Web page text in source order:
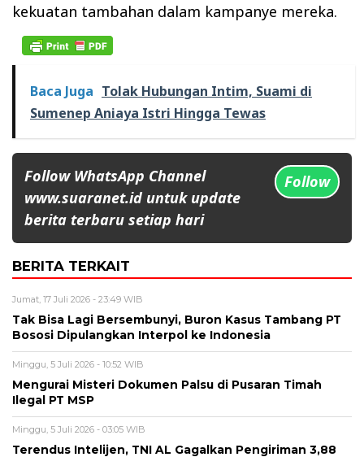
kekuatan tambahan dalam kampanye mereka.
Baca Juga Tolak Hubungan Intim, Suami di
Sumenep Aniaya Istri Hingga Tewas
Follow WhatsApp Channel
www.suaranet.id untuk update
berita terbaru setiap hari
Follow
BERITA TERKAIT
Jumat, 17 Juli 2026 - 23:49 WIB
Tak Bisa Lagi Bersembunyi, Buron Kasus Tambang PT
Bososi Dipulangkan Interpol ke Indonesia
Minggu, 5 Juli 2026 - 10:52 WIB
Mengurai Misteri Dokumen Palsu di Pusaran Timah
Ilegal PT MSP
Minggu, 5 Juli 2026 - 03:05 WIB
Terendus Intelijen, TNI AL Gagalkan Pengiriman 3,88